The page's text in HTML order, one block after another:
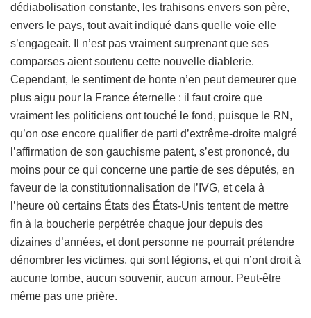
dédiabolisation constante, les trahisons envers son père,
envers le pays, tout avait indiqué dans quelle voie elle
s’engageait. Il n’est pas vraiment surprenant que ses
comparses aient soutenu cette nouvelle diablerie.
Cependant, le sentiment de honte n’en peut demeurer que
plus aigu pour la France éternelle : il faut croire que
vraiment les politiciens ont touché le fond, puisque le RN,
qu’on ose encore qualifier de parti d’extrême-droite malgré
l’affirmation de son gauchisme patent, s’est prononcé, du
moins pour ce qui concerne une partie de ses députés, en
faveur de la constitutionnalisation de l’IVG, et cela à
l’heure où certains États des États-Unis tentent de mettre
fin à la boucherie perpétrée chaque jour depuis des
dizaines d’années, et dont personne ne pourrait prétendre
dénombrer les victimes, qui sont légions, et qui n’ont droit à
aucune tombe, aucun souvenir, aucun amour. Peut-être
même pas une prière.